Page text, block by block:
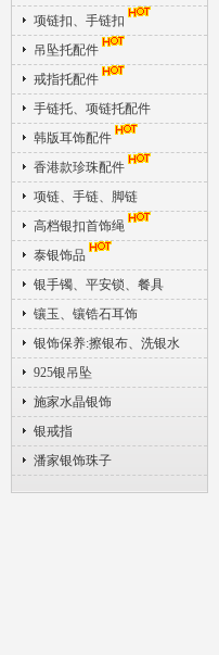
项链扣、手链扣
吊坠托配件
戒指托配件
手链托、项链托配件
韩版耳饰配件
香港款珍珠配件
项链、手链、脚链
高档银扣首饰绳
泰银饰品
银手镯、平安锁、餐具
镶玉、镶锆石耳饰
银饰保养:擦银布、洗银水
925银吊坠
施家水晶银饰
银戒指
潘家银饰珠子